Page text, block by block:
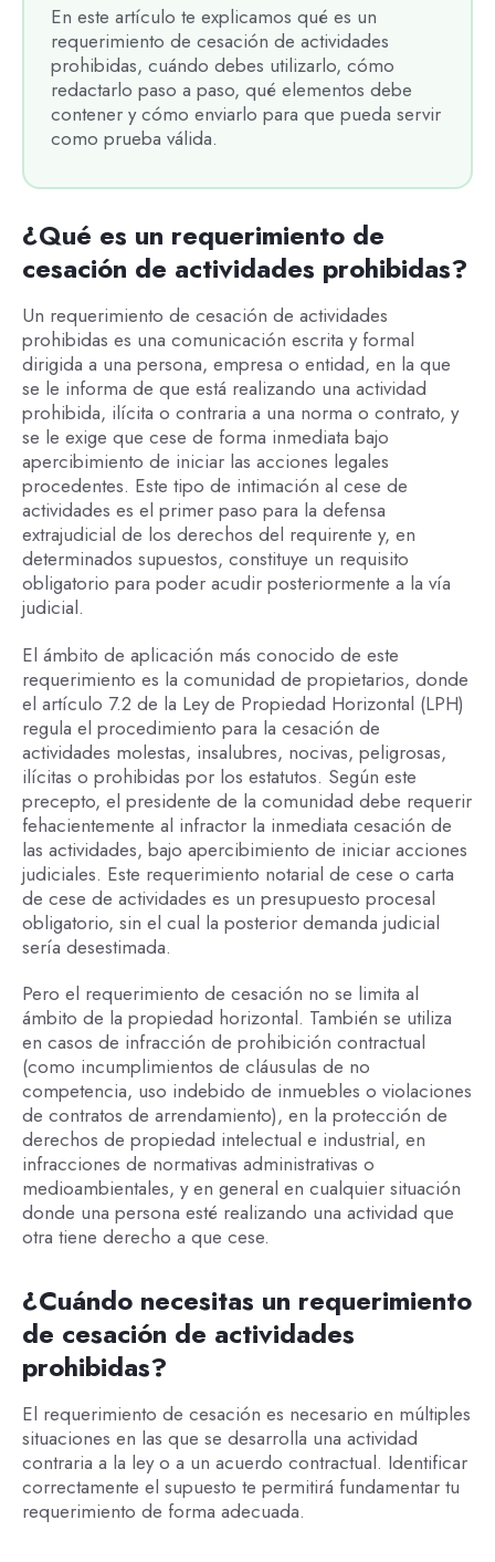
En este artículo te explicamos qué es un
requerimiento de cesación de actividades
prohibidas, cuándo debes utilizarlo, cómo
redactarlo paso a paso, qué elementos debe
contener y cómo enviarlo para que pueda servir
como prueba válida.
¿Qué es un requerimiento de
cesación de actividades prohibidas?
Un requerimiento de cesación de actividades
prohibidas es una comunicación escrita y formal
dirigida a una persona, empresa o entidad, en la que
se le informa de que está realizando una actividad
prohibida, ilícita o contraria a una norma o contrato, y
se le exige que cese de forma inmediata bajo
apercibimiento de iniciar las acciones legales
procedentes. Este tipo de intimación al cese de
actividades es el primer paso para la defensa
extrajudicial de los derechos del requirente y, en
determinados supuestos, constituye un requisito
obligatorio para poder acudir posteriormente a la vía
judicial.
El ámbito de aplicación más conocido de este
requerimiento es la comunidad de propietarios, donde
el artículo 7.2 de la Ley de Propiedad Horizontal (LPH)
regula el procedimiento para la cesación de
actividades molestas, insalubres, nocivas, peligrosas,
ilícitas o prohibidas por los estatutos. Según este
precepto, el presidente de la comunidad debe requerir
fehacientemente al infractor la inmediata cesación de
las actividades, bajo apercibimiento de iniciar acciones
judiciales. Este requerimiento notarial de cese o carta
de cese de actividades es un presupuesto procesal
obligatorio, sin el cual la posterior demanda judicial
sería desestimada.
Pero el requerimiento de cesación no se limita al
ámbito de la propiedad horizontal. También se utiliza
en casos de infracción de prohibición contractual
(como incumplimientos de cláusulas de no
competencia, uso indebido de inmuebles o violaciones
de contratos de arrendamiento), en la protección de
derechos de propiedad intelectual e industrial, en
infracciones de normativas administrativas o
medioambientales, y en general en cualquier situación
donde una persona esté realizando una actividad que
otra tiene derecho a que cese.
¿Cuándo necesitas un requerimiento
de cesación de actividades
prohibidas?
El requerimiento de cesación es necesario en múltiples
situaciones en las que se desarrolla una actividad
contraria a la ley o a un acuerdo contractual. Identificar
correctamente el supuesto te permitirá fundamentar tu
requerimiento de forma adecuada.